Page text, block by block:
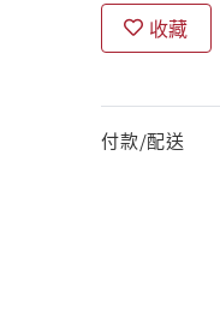
收藏
付款/配送